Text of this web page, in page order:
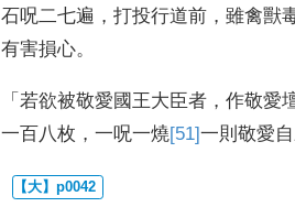
石呪二七遍 ，打投行道前 ，雖禽獸
有害損心。
「若欲被敬愛國王大臣者 ，作敬愛
一 百八枚 ，一呪一燒[51]一則敬愛